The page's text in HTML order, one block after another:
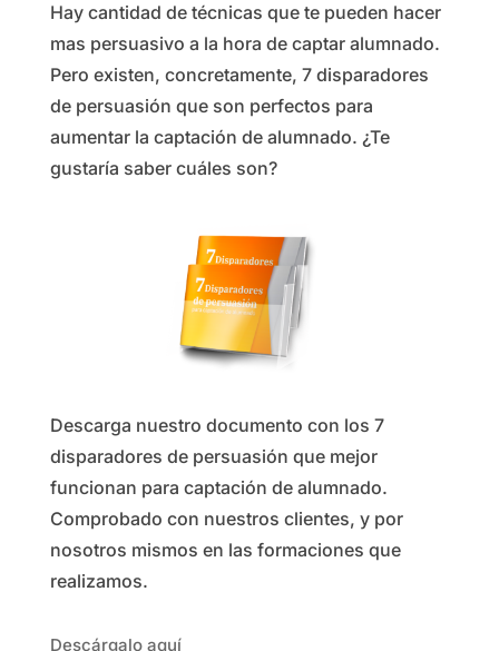
Hay cantidad de técnicas que te pueden hacer
mas persuasivo a la hora de captar alumnado.
Pero existen, concretamente, 7 disparadores
de persuasión que son perfectos para
aumentar la captación de alumnado. ¿Te
gustaría saber cuáles son?
Descarga nuestro documento con los 7
disparadores de persuasión que mejor
funcionan para captación de alumnado.
Comprobado con nuestros clientes, y por
nosotros mismos en las formaciones que
realizamos.
Descárgalo aquí